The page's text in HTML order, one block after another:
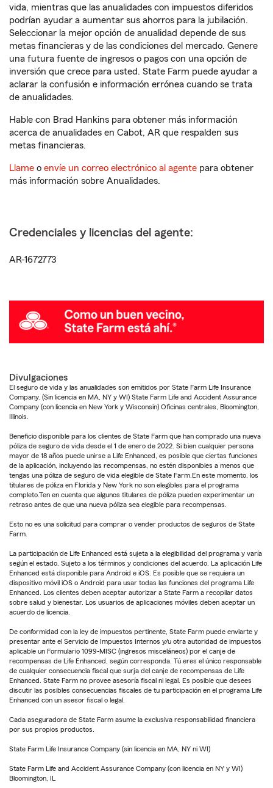
vida, mientras que las anualidades con impuestos diferidos
podrían ayudar a aumentar sus ahorros para la jubilación.
Seleccionar la mejor opción de anualidad depende de sus
metas financieras y de las condiciones del mercado. Genere
una futura fuente de ingresos o pagos con una opción de
inversión que crece para usted. State Farm puede ayudar a
aclarar la confusión e información errónea cuando se trata
de anualidades.
Hable con Brad Hankins para obtener más información
acerca de anualidades en Cabot, AR que respalden sus
metas financieras.
Llame o envíe un correo electrónico al agente para obtener
más información sobre Anualidades.
Credenciales y licencias del agente:
AR-1672773
Divulgaciones
El seguro de vida y las anualidades son emitidos por State Farm Life Insurance
Company. (Sin licencia en MA, NY y WI) State Farm Life and Accident Assurance
Company (con licencia en New York y Wisconsin) Oficinas centrales, Bloomington,
Illinois.
Beneficio disponible para los clientes de State Farm que han comprado una nueva
póliza de seguro de vida desde el 1 de enero de 2022. Si bien cualquier persona
mayor de 18 años puede unirse a Life Enhanced, es posible que ciertas funciones
de la aplicación, incluyendo las recompensas, no estén disponibles a menos que
tengas una póliza de seguro de vida elegible de State Farm.En este momento, los
titulares de póliza en Florida y New York no son elegibles para el programa
completo.Ten en cuenta que algunos titulares de póliza pueden experimentar un
retraso antes de que una nueva póliza sea elegible para recompensas.
Esto no es una solicitud para comprar o vender productos de seguros de State
Farm.
La participación de Life Enhanced está sujeta a la elegibilidad del programa y varía
según el estado. Sujeto a los términos y condiciones del acuerdo. La aplicación Life
Enhanced está disponible para Android e iOS. Es posible que se requiera un
dispositivo móvil iOS o Android para usar todas las funciones del programa Life
Enhanced. Los clientes deben aceptar autorizar a State Farm a recopilar datos
sobre salud y bienestar. Los usuarios de aplicaciones móviles deben aceptar un
acuerdo de licencia.
De conformidad con la ley de impuestos pertinente, State Farm puede enviarte y
presentar ante el Servicio de Impuestos Internos y/u otra autoridad de impuestos
aplicable un Formulario 1099-MISC (ingresos misceláneos) por el canje de
recompensas de Life Enhanced, según corresponda. Tú eres el único responsable
de cualquier consecuencia fiscal que surja del canje de recompensas de Life
Enhanced. State Farm no provee asesoría fiscal ni legal. Es posible que desees
discutir las posibles consecuencias fiscales de tu participación en el programa Life
Enhanced con un asesor fiscal o legal.
Cada aseguradora de State Farm asume la exclusiva responsabilidad financiera
por sus propios productos.
State Farm Life Insurance Company (sin licencia en MA, NY ni WI)
State Farm Life and Accident Assurance Company (con licencia en NY y WI)
Bloomington, IL